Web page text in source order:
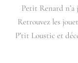
Petit Renard
Retrouvez les
P’tit Loustic et